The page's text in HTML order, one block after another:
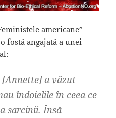
americane”
fostă angajată a unei
[Annette] a văzut
îndoielile în ceea ce
sarcinii. Însă